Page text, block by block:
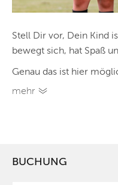
Stell Dir vor, Dein Kind
bewegt sich, hat Spaß
Genau das ist hier
mehr
BUCHUNG